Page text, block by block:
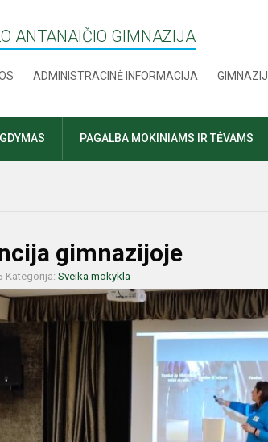
ANTANAIČIO GIMNAZIJA
ADMINISTRACINĖ INFORMACIJA
PAGALBA MOKINIAMS IR TĖVAMS
gimnazijoje
Kategorija: Sveika mokykla